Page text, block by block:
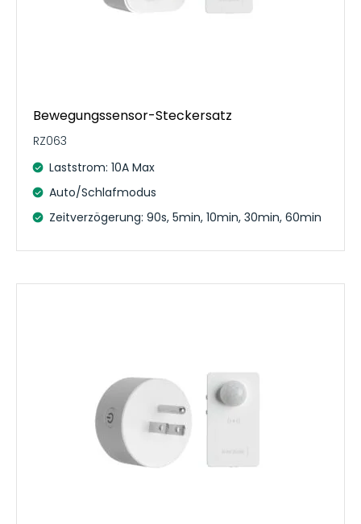
Bewegungssensor-Steckersatz
RZ063
Laststrom: 10A Max
Auto/Schlafmodus
Zeitverzögerung: 90s, 5min, 10min, 30min, 60min